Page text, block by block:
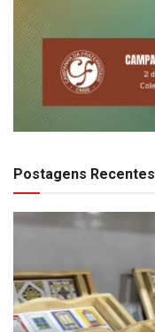
Postagens Recentes